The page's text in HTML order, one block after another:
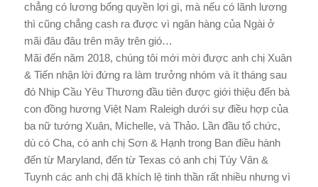
chẳng có lương bổng quyền lợi gì, mà nếu có lãnh lương
thì cũng chẳng cash ra được vì ngân hàng của Ngài ở
mãi đâu đâu trên mây trên gió…
Mãi đến năm 2018, chúng tôi mới mời được anh chị Xuân
& Tiến nhận lời đứng ra làm trưởng nhóm và ít tháng sau
đó Nhịp Cầu Yêu Thương đầu tiên được giới thiệu đến bà
con đồng hương Việt Nam Raleigh dưới sự điều hợp của
ba nữ tướng Xuân, Michelle, và Thảo. Lần đầu tổ chức,
dù có Cha, có anh chị Sơn & Hạnh trong Ban điều hành
đến từ Maryland, đến từ Texas có anh chị Túy Vân &
Tuynh các anh chị đã khích lệ tinh thần rất nhiều nhưng vì